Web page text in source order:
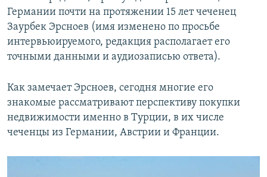
Германии почти на протяжении 15 лет чеченец
Заурбек Эрсноев (имя изменено по просьбе
интервьюируемого, редакция располагает его
точными данными и аудиозаписью ответа).
Как замечает Эрсноев, сегодня многие его
знакомые рассматривают перспективу покупки
недвижимости именно в Турции, в их числе
чеченцы из Германии, Австрии и Франции.